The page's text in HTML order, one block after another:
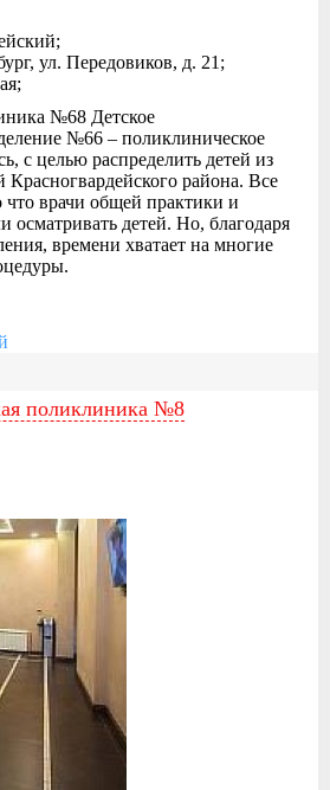
ул. Передовиков, д. 21;
№68 Детское
№66 – поликлиническое
с целью распределить детей из
Красногвардейского района. Все
что врачи общей практики и
осматривать детей. Но, благодаря
времени хватает на многие
поликлиника №8